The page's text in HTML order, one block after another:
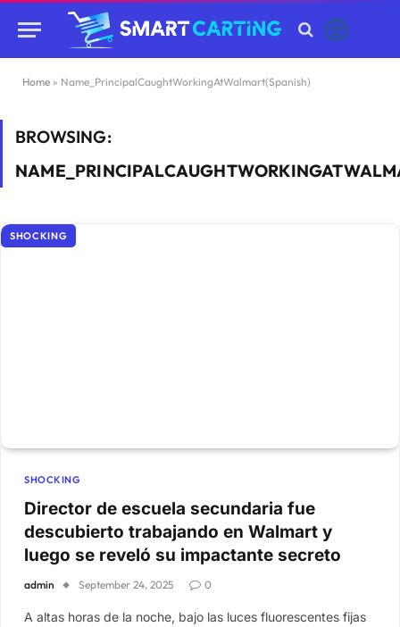
Home » Name_PrincipalCaughtWorkingAtWalmart(Spanish)
BROWSING:
SHOCKING
SHOCKING
Director de escuela secundaria fue
descubierto trabajando en Walmart y
luego se reveló su impactante secreto
admin September 24, 2025 0
A altas horas de la noche, bajo las luces fluorescentes fijas